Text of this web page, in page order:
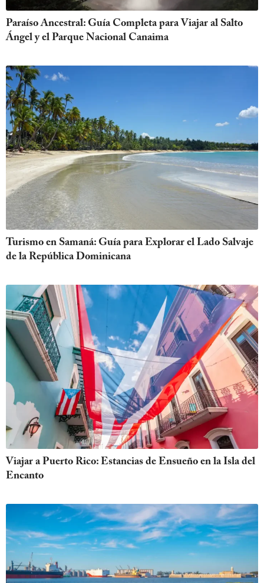
Paraíso Ancestral: Guía Completa para Viajar al Salto
Ángel y el Parque Nacional Canaima
Turismo en Samaná: Guía para Explorar el Lado Salvaje
de la República Dominicana
Viajar a Puerto Rico: Estancias de Ensueño en la Isla del
Encanto